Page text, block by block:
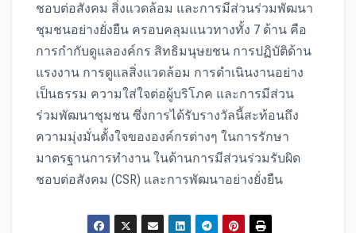
ชอบต่อสังคม สิ่งแวดล้อม และการมีส่วนร่วมพัฒนา
ชุมชนอย่างยั่งยืน ครอบคลุมแนวทางทั้ง 7 ด้าน คือ
การกำกับดูแลองค์กร สิทธิมนุษยชน การปฏิบัติด้าน
แรงงาน การดูแลสิ่งแวดล้อม การดำเนินงานอย่าง
เป็นธรรม ความใส่ใจต่อผู้บริโภค และการมีส่วน
ร่วมพัฒนาชุมชน ซึ่งการได้รับรางวัลนี้สะท้อนถึง
ความมุ่งมั่นตั้งใจขององค์กรต่างๆ ในการรักษา
มาตรฐานการทำงาน ในด้านการมีส่วนร่วมรับผิด
ชอบต่อสังคม (CSR) และการพัฒนาอย่างยั่งยืน